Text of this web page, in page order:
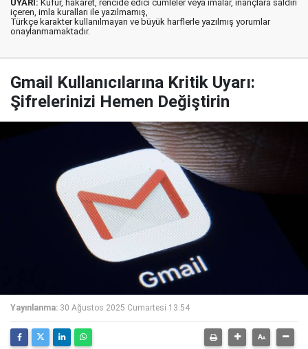
UYARI: Küfür, hakaret, rencide edici cümleler veya imalar, inançlara saldırı
içeren, imla kuralları ile yazılmamış,
Türkçe karakter kullanılmayan ve büyük harflerle yazılmış yorumlar
onaylanmamaktadır.
Gmail Kullanıcılarına Kritik Uyarı:
Şifrelerinizi Hemen Değiştirin
Yayınlanma: 30 Ağustos 2025 Cumartesi 13:54